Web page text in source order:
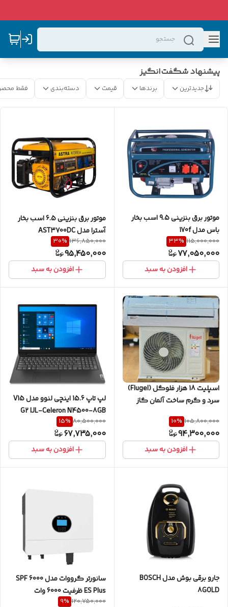
پیشنهاد شگفت‌انگیز
جدیدترین برندها قیمت دسته‌بندی فقط
موتور برق بنزینی 9.5 اسب بخار
باس مدل 170f
115,000,000
33%
77,050,000
افزودن به سبد
موتور برق بنزینی 6.5 اسب بخار
آسترا مدل AST3700DC
136,850,000
30%
95,450,000
افزودن به سبد
اسپلیت 18 هزار فلوگل (Flugel)
سرد و گرم ساخت آلمان گاز
105,800,000
10%
94,300,000
افزودن به سبد
لپ تاپ 15.6 اینچی لنوو مدل V15
G2 IJL-Celeron N4500-8GB
DDR4 2933MHz-256GB SSD-
TN
80,500,000
15%
67,735,000
افزودن به سبد
جارو برقی بوش مدل BOSCH
8GOLD
سانورتر گرووات مدل SPF 6000
ES Plus ظرفیت 6000 وات
120,750,000
9%